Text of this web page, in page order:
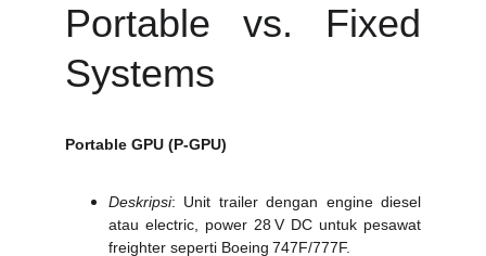
Portable vs. Fixed
Systems
Portable GPU (P‑GPU)
Deskripsi: Unit trailer dengan engine diesel
atau electric, power 28 V DC untuk pesawat
freighter seperti Boeing 747F/777F.